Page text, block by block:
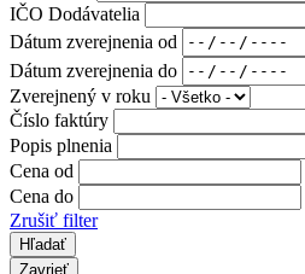
IČO Dodávatelia
Dátum zverejnenia od
Dátum zverejnenia do
Zverejnený v roku
Číslo faktúry
Popis plnenia
Cena od
Cena do
Zrušiť filter
Zavrieť